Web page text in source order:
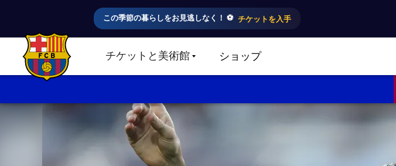
この季節の暮らしをお見逃しなく！ ⚽️ チケットを入手
FC Barcelona club badge チケットと美術館LABEL.SHARE.CARETDOWNショップ